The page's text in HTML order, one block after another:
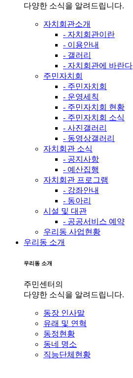
다양한 소식을 알려드립니다.
자치회관소개
- 자치회관이란
- 이용안내
- 갤러리
- 자치회관에 바란다
주민자치회
- 주민자치회
- 운영세칙
- 주민자치회 현황
- 주민자치회 소식
- 사진갤러리
- 동영상갤러리
자치회관 소식
- 공지사항
- 예산집행
자치회관 프로그램
- 강좌안내
- 동아리
시설 및 대관
- 공공서비스 예약
우리동 사업현황
우리동 소개
우리동 소개
주민센터의
다양한 소식을 알려드립니다.
동장 인사말
유래 및 연혁
동정현황
동네 명소
직능단체현황